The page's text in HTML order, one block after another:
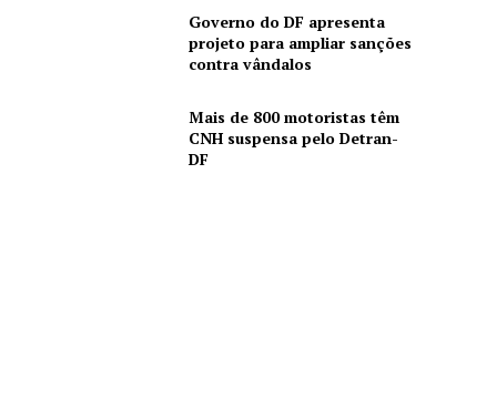
Governo do DF apresenta
projeto para ampliar sanções
contra vândalos
Mais de 800 motoristas têm
CNH suspensa pelo Detran-
DF